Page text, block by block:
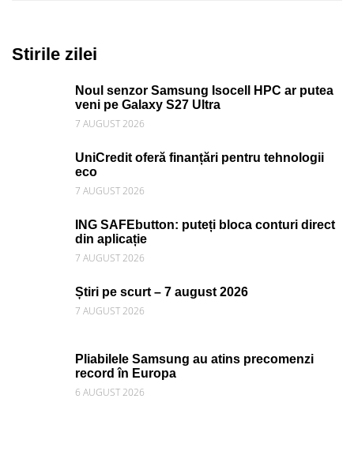
Stirile zilei
Noul senzor Samsung Isocell HPC ar putea
veni pe Galaxy S27 Ultra
7 AUGUST 2026
UniCredit oferă finanțări pentru tehnologii
eco
7 AUGUST 2026
ING SAFEbutton: puteți bloca conturi direct
din aplicație
7 AUGUST 2026
Știri pe scurt – 7 august 2026
7 AUGUST 2026
Pliabilele Samsung au atins precomenzi
record în Europa
6 AUGUST 2026